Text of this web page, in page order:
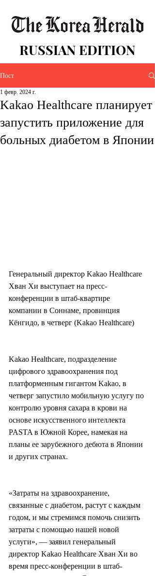
RUSSIAN EDITION
Пост
Kakao Healthcare планирует
запустить приложение для
больных диабетом в Японии
1 февр. 2024 г.
Генеральный директор Kakao Healthcare
Хван Хи выступает на пресс-
конференции в штаб-квартире
компании в Соннаме, провинция
Кёнгидо, в четверг (Kakao Healthcare)
Kakao Healthcare, подразделение
цифрового здравоохранения под
платформенным гигантом Kakao, в
четверг запустило мобильную услугу по
контролю уровня сахара в крови на
основе искусственного интеллекта
PASTA в Южной Корее, намекая на
планы ее зарубежного дебюта в Японии
и других странах.
«Затраты на здравоохранение,
связанные с диабетом, растут с каждым
годом, и мы стремимся помочь снизить
затраты с помощью нашей новой
услуги», — заявил генеральный
директор Kakao Healthcare Хван Хи во
время пресс-конференции в штаб-